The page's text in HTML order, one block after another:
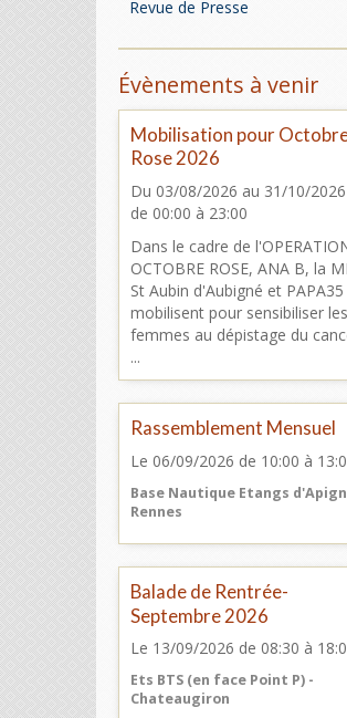
Revue de Presse
Évènements à venir
Mobilisation pour
Rose 2026
Du 03/08/2026 au 31/10/2026
de 00:00 à 23:00
Dans le cadre de
OCTOBRE ROSE, ANA B, la
St Aubin d'Aubigné et PAPA35
mobilisent pour sensibiliser les
femmes au dépistage du
...
Rassemblement Mensuel
Le 06/09/2026 de 10:00 à
Base Nautique Etangs
Rennes
Balade de Rentrée-
Septembre 2026
Le 13/09/2026 de 08:30 à
Ets BTS (en face Point P) -
Chateaugiron